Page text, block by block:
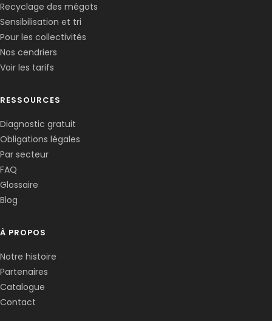
Recyclage des mégots
Sensibilisation et tri
Pour les collectivités
Nos cendriers
Voir les tarifs
RESSOURCES
Diagnostic gratuit
Obligations légales
Par secteur
FAQ
Glossaire
Blog
À PROPOS
Notre histoire
Partenaires
Catalogue
Contact
Corentin · Easy to Change